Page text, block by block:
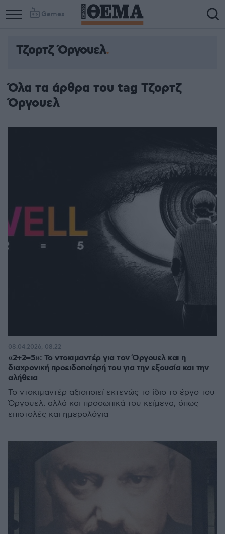
Games
Column
Column
Τζορτζ Όργουελ
Όλα τα άρθρα του tag Τζορτζ
Όργουελ
«2+2=5»: Το ντοκιμαντέρ για τον Όργουελ και η
διαχρονική προειδοποίησή του για την εξουσία και την
αλήθεια
Το ντοκιμαντέρ αξιοποιεί εκτενώς το ίδιο το έργο του
Όργουελ, αλλά και προσωπικά του κείμενα, όπως
επιστολές και ημερολόγια
08.04.2026, 08:22